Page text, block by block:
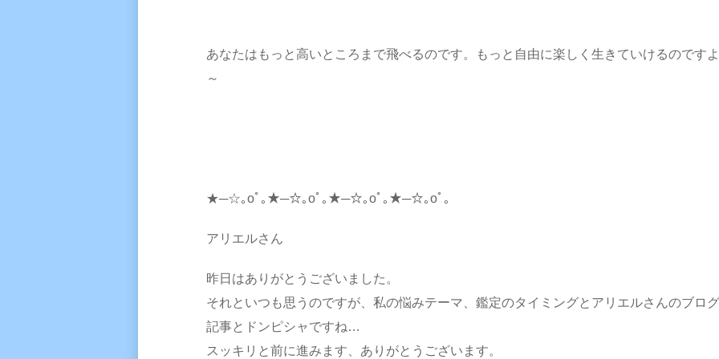
あなたはもっと高いところまで飛べるのです。もっと自由に楽しく生きていけるのですよ
～
★─☆｡oﾟ｡★─☆｡oﾟ｡★─☆｡oﾟ｡★─☆｡oﾟ｡
アリエルさん
昨日はありがとうございました。
それといつも思うのですが、私の悩みテーマ、鑑定のタイミングとアリエルさんのブログ
記事とドンピシャですね…
スッキリと前に進みます、ありがとうございます。